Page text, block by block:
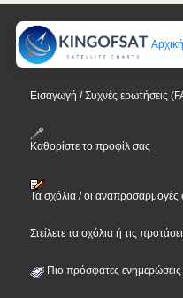
Εισαγωγή / Συχνές ερωτήσεις
Καθορίστε το προφίλ σας
Τα σχόλια / οι αναπροσαρμογές
Στείλετε τα σχόλια ή τις
Πιο πρόσφατες